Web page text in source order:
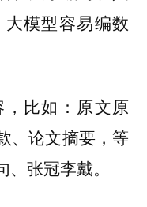
大模型容易编数
，比如：原文原
、论文摘要，等
张冠李戴。